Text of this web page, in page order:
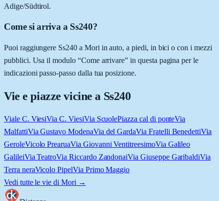
Adige/Südtirol.
Come si arriva a Ss240?
Puoi raggiungere Ss240 a Mori in auto, a piedi, in bici o con i mezzi
pubblici. Usa il modulo “Come arrivare” in questa pagina per le
indicazioni passo-passo dalla tua posizione.
Vie e piazze vicine a Ss240
Viale C. ViesiVia C. ViesiVia ScuolePiazza cal di ponteVia
MalfattiVia Gustavo ModenaVia del GardaVia Fratelli BenedettiVia
GeroleVicolo PrearuaVia Giovanni VentitreesimoVia Galileo
GalileiVia TeatroVia Riccardo ZandonaiVia Giuseppe GaribaldiVia
Terra neraVicolo PipelVia Primo Maggio
Vedi tutte le vie di Mori →